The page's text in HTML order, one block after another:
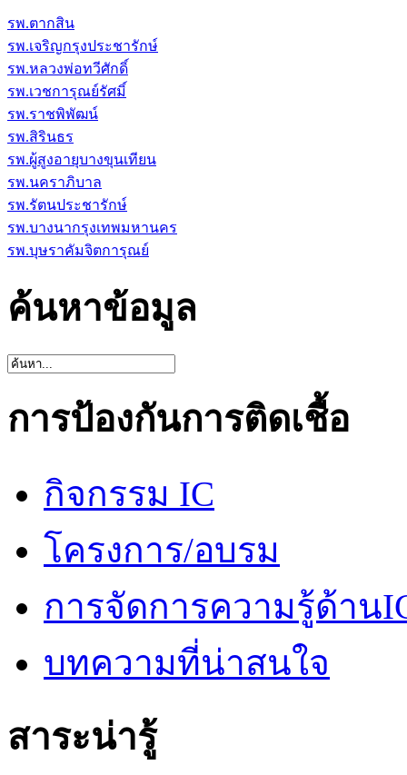
รพ.ตากสิน
รพ.เจริญกรุงประชารักษ์
รพ.หลวงพ่อทวีศักดิ์
รพ.เวชการุณย์รัศมิ์
รพ.ราชพิพัฒน์
รพ.สิรินธร
รพ.ผู้สูงอายุบางขุนเทียน
รพ.นคราภิบาล
รพ.รัตนประชารักษ์
รพ.บางนากรุงเทพมหานคร
รพ.บุษราคัมจิตการุณย์
ค้นหาข้อมูล
การป้องกันการติดเชื้อ
กิจกรรม IC
โครงการ/อบรม
การจัดการความรู้ด้าน
บทความที่น่าสนใจ
สาระน่ารู้